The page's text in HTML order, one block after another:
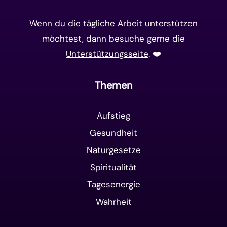
Wenn du die tägliche Arbeit unterstützen
möchtest, dann besuche gerne die
Unterstützungsseite. ❤️️
Themen
Aufstieg
Gesundheit
Naturgesetze
Spiritualität
Tagesenergie
Wahrheit